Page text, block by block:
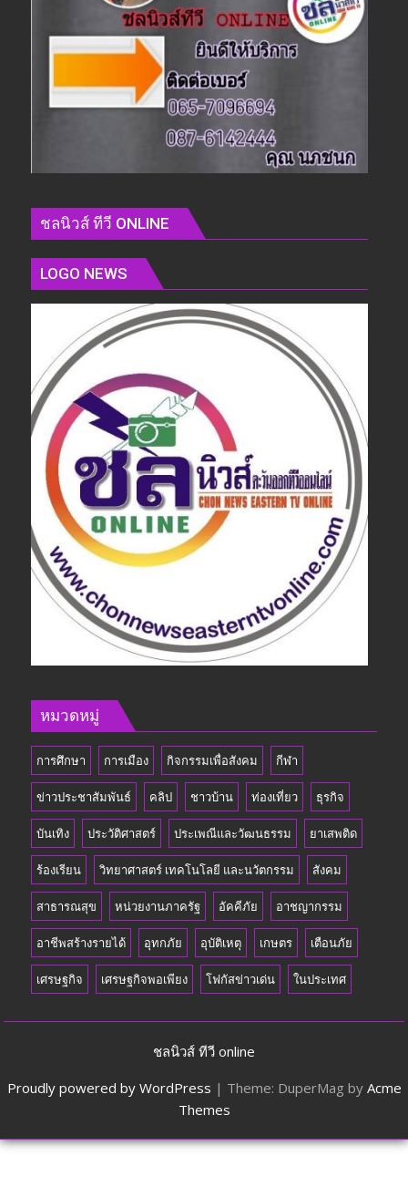
ชลนิวส์ ทีวี ONLINE
LOGO NEWS
หมวดหมู่
การศึกษา การเมือง กิจกรรมเพื่อสังคม กีฬา
ข่าวประชาสัมพันธ์ คลิป ชาวบ้าน ท่องเที่ยว ธุรกิจ
บันเทิง ประวัติศาสตร์ ประเพณีและวัฒนธรรม ยาเสพติด
ร้องเรียน วิทยาศาสตร์ เทคโนโลยี และนวัตกรรม สังคม
สาธารณสุข หน่วยงานภาครัฐ อัคคีภัย อาชญากรรม
อาชีพสร้างรายได้ อุทกภัย อุบัติเหตุ เกษตร เตือนภัย
เศรษฐกิจ เศรษฐกิจพอเพียง โฟกัสข่าวเด่น ในประเทศ
ชลนิวส์ ทีวี online
Proudly powered by WordPress | Theme: DuperMag by Acme
Themes